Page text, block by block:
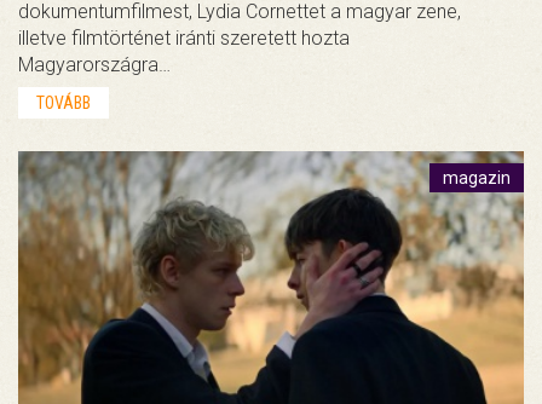
dokumentumfilmest, Lydia Cornettet a magyar zene,
illetve filmtörténet iránti szeretett hozta
Magyarországra…
TOVÁBB
magazin